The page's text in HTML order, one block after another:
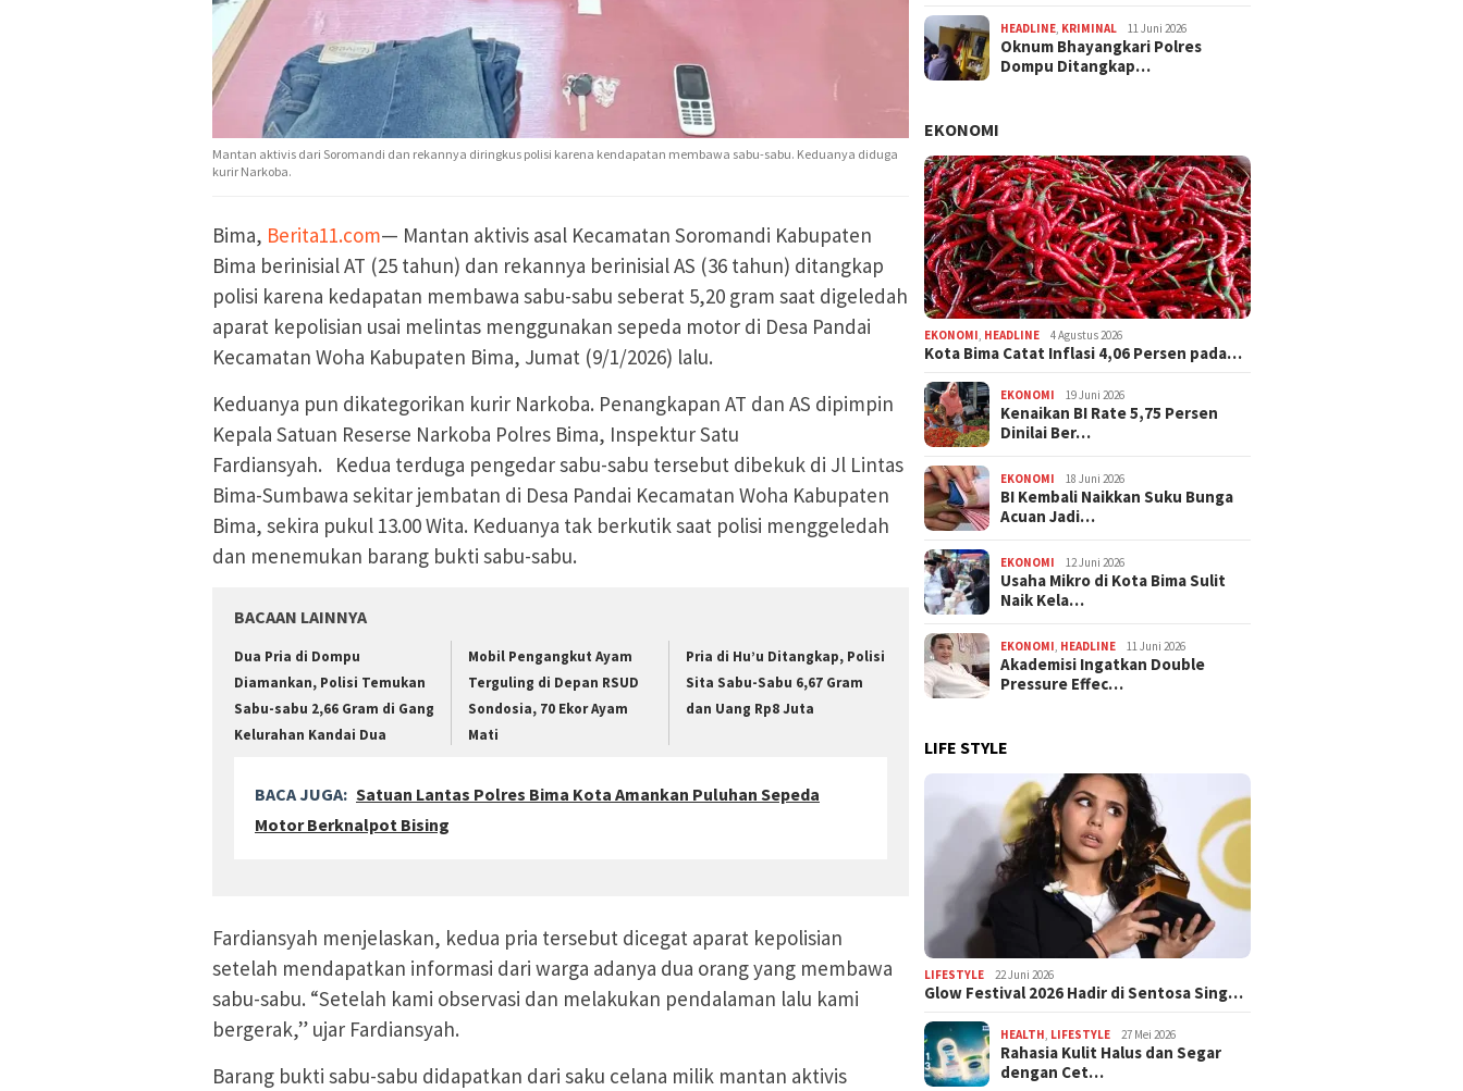
Mantan aktivis dari Soromandi dan rekannya diringkus polisi karena kendapatan membawa sabu-sabu. Keduanya diduga
kurir Narkoba.
Bima, Berita11.com— Mantan aktivis asal Kecamatan Soromandi Kabupaten
Bima berinisial AT (25 tahun) dan rekannya berinisial AS (36 tahun) ditangkap
polisi karena kedapatan membawa sabu-sabu seberat 5,20 gram saat digeledah
aparat kepolisian usai melintas menggunakan sepeda motor di Desa Pandai
Kecamatan Woha Kabupaten Bima, Jumat (9/1/2026) lalu.
Keduanya pun dikategorikan kurir Narkoba. Penangkapan AT dan AS dipimpin
Kepala Satuan Reserse Narkoba Polres Bima, Inspektur Satu
Fardiansyah. Kedua terduga pengedar sabu-sabu tersebut dibekuk di Jl Lintas
Bima-Sumbawa sekitar jembatan di Desa Pandai Kecamatan Woha Kabupaten
Bima, sekira pukul 13.00 Wita. Keduanya tak berkutik saat polisi menggeledah
dan menemukan barang bukti sabu-sabu.
BACAAN LAINNYA
Dua Pria di Dompu
Diamankan, Polisi Temukan
Sabu-sabu 2,66 Gram di Gang
Kelurahan Kandai Dua
Mobil Pengangkut Ayam
Terguling di Depan RSUD
Sondosia, 70 Ekor Ayam
Mati
Pria di Hu’u Ditangkap, Polisi
Sita Sabu-Sabu 6,67 Gram
dan Uang Rp8 Juta
BACA JUGA: Satuan Lantas Polres Bima Kota Amankan Puluhan Sepeda
Motor Berknalpot Bising
Fardiansyah menjelaskan, kedua pria tersebut dicegat aparat kepolisian
setelah mendapatkan informasi dari warga adanya dua orang yang membawa
sabu-sabu. “Setelah kami observasi dan melakukan pendalaman lalu kami
bergerak,” ujar Fardiansyah.
Barang bukti sabu-sabu didapatkan dari saku celana milik mantan aktivis
HEADLINE, KRIMINAL 11 Juni 2026
Oknum Bhayangkari Polres
Dompu Ditangkap…
EKONOMI
EKONOMI, HEADLINE 4 Agustus 2026
Kota Bima Catat Inflasi 4,06 Persen pada…
EKONOMI 19 Juni 2026
Kenaikan BI Rate 5,75 Persen
Dinilai Ber…
EKONOMI 18 Juni 2026
BI Kembali Naikkan Suku Bunga
Acuan Jadi…
EKONOMI 12 Juni 2026
Usaha Mikro di Kota Bima Sulit
Naik Kela…
EKONOMI, HEADLINE 11 Juni 2026
Akademisi Ingatkan Double
Pressure Effec…
LIFE STYLE
LIFESTYLE 22 Juni 2026
Glow Festival 2026 Hadir di Sentosa Sing…
HEALTH, LIFESTYLE 27 Mei 2026
Rahasia Kulit Halus dan Segar
dengan Cet…